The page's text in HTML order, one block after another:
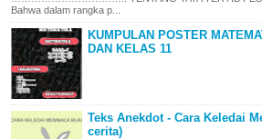
Bahwa dalam rangka p...
KUMPULAN POSTER
DAN KELAS 11
Teks Anekdot - Cara Keledai
cerita)